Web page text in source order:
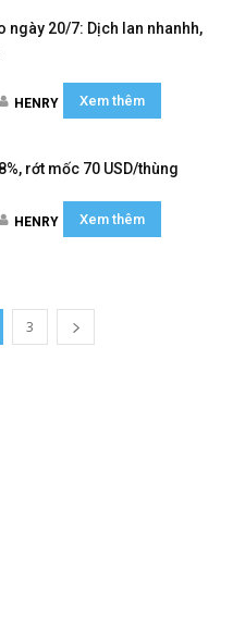
ngày 20/7: Dịch lan nhanhh,
HENRY Xem thêm
rớt mốc 70 USD/thùng
HENRY Xem thêm
3